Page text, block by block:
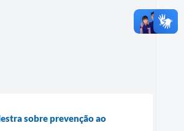
sobre prevenção ao